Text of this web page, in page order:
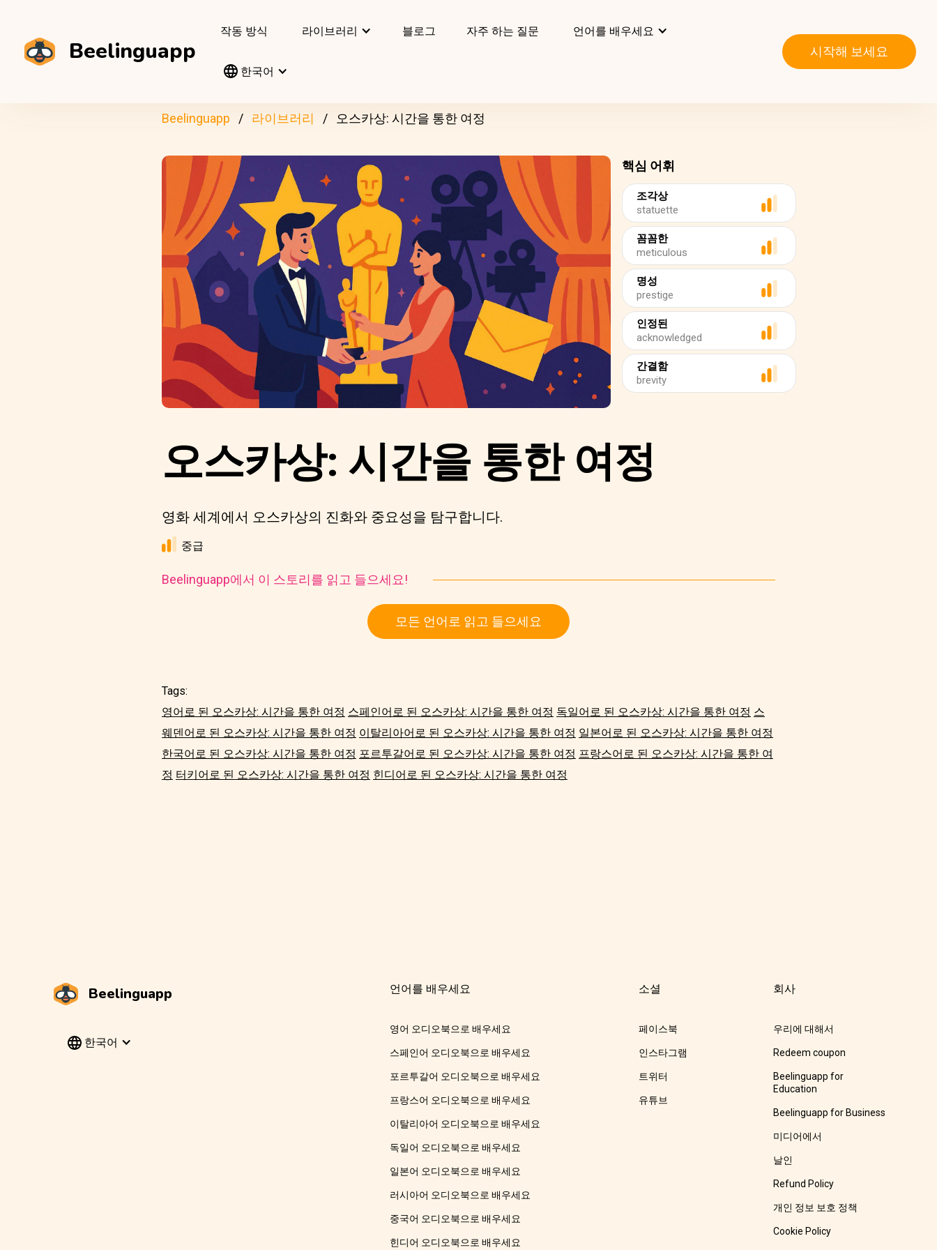
Beelinguapp
작동 방식 라이브러리 블로그 자주 하는 질문 언어를 배우세요
한국어
시작해 보세요
Beelinguapp 라이브러리 오스카상: 시간을 통한 여정
핵심 어휘
조각상
statuette
꼼꼼한
meticulous
명성
prestige
인정된
acknowledged
간결함
brevity
오스카상: 시간을 통한 여정
영화 세계에서 오스카상의 진화와 중요성을 탐구합니다.
중급
Beelinguapp에서 이 스토리를 읽고 들으세요!
모든 언어로 읽고 들으세요
Tags:
영어로 된 오스카상: 시간을 통한 여정 스페인어로 된 오스카상: 시간을 통한 여정 독일어로 된 오스카상: 시간을 통한 여정 스
웨덴어로 된 오스카상: 시간을 통한 여정 이탈리아어로 된 오스카상: 시간을 통한 여정 일본어로 된 오스카상: 시간을 통한 여정
한국어로 된 오스카상: 시간을 통한 여정 포르투갈어로 된 오스카상: 시간을 통한 여정 프랑스어로 된 오스카상: 시간을 통한 여
정 터키어로 된 오스카상: 시간을 통한 여정 힌디어로 된 오스카상: 시간을 통한 여정
Beelinguapp
한국어
언어를 배우세요
영어 오디오북으로 배우세요
스페인어 오디오북으로 배우세요
포르투갈어 오디오북으로 배우세요
프랑스어 오디오북으로 배우세요
이탈리아어 오디오북으로 배우세요
독일어 오디오북으로 배우세요
일본어 오디오북으로 배우세요
러시아어 오디오북으로 배우세요
중국어 오디오북으로 배우세요
힌디어 오디오북으로 배우세요
소셜
페이스북
인스타그램
트위터
유튜브
회사
우리에 대해서
Redeem coupon
Beelinguapp for
Education
Beelinguapp for Business
미디어에서
날인
Refund Policy
개인 정보 보호 정책
Cookie Policy